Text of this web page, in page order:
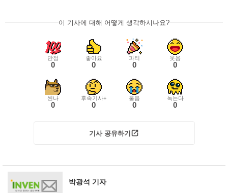
이 기사에 대해 어떻게 생각하시나요?
만점
0
좋아요
0
파티
0
웃음
0
씬나
0
후속기사+
0
울음
0
녹는다
0
기사 공유하기
박광석 기자